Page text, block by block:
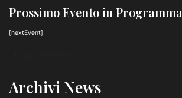
Prossimo Evento in Programma
[nextEvent]
Archivi News